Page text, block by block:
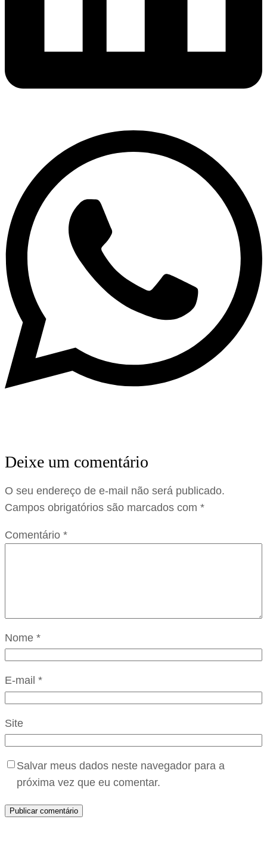
Deixe um comentário
O seu endereço de e-mail não será publicado.
Campos obrigatórios são marcados com *
Comentário *
Nome *
E-mail *
Site
Salvar meus dados neste navegador para a
próxima vez que eu comentar.